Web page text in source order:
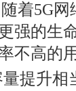
着5G网
强的生
不高的
提升相